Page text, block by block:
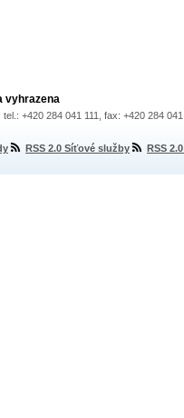
vyhrazena
+420 284 041 111, fax: +420 284
RSS 2.0 Síťové služby RSS